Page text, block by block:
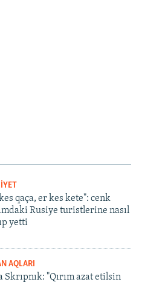
qaça, er kes kete": cenk
Rusiye turistlerine nasıl
yetti
AQLARI
Skrıpnık: "Qırım azat etilsin